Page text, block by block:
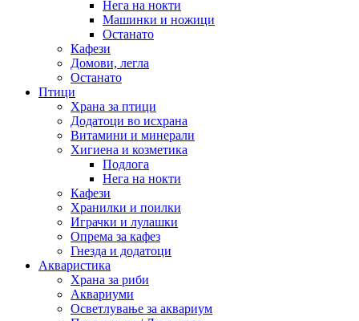
Нега на нокти
Машинки и ножици
Останато
Кафези
Домови, легла
Останато
Птици
Храна за птици
Додатоци во исхрана
Витамини и минерали
Хигиена и козметика
Подлога
Нега на нокти
Кафези
Хранилки и поилки
Играчки и лулашки
Опрема за кафез
Гнезда и додатоци
Акваристика
Храна за риби
Аквариуми
Осветлување за аквариум